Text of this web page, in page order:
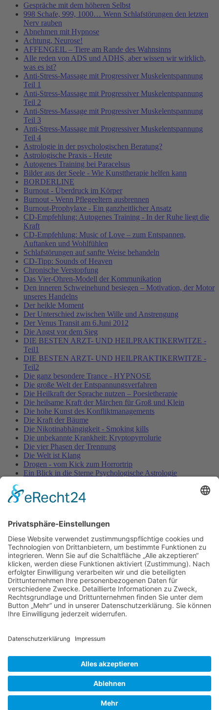
Gespräche mit dem höheren Selbst
998 Schafe, 999, 1000… Wenn Schlafstörungen den letzten
Nerv rauben
Abnehmen mit Hypnose
Achtung, Neurose!
AFFENGEIL – Tiere am Rande des Wahnsinns
Alle reden von ADS und ADHS, aber wissen wir wirklich,
was es ist?
Anti-Stress-Massage mit Progressiver Muskelentspannung
Teil 1
Anti-Stress-Massage mit Progressiver Muskelentspannung
Teil 2
Anti-Stress-Massage mit Progressiver Muskelentspannung
Teil 3
Anti-Stress-Massage mit Progressiver Muskelentspannung
Teil 4
Astrologie in der psychologischen Beratung?
Astrologische Praxis - Heute
Autogenes Training bei Paracelsus
Bilder aus der Seele - Wie Kunsttherapie helfen kann
BORDERLINE
Burnout - Überdruck im Körper
Burnout - Wenn Pflegeeltern ausbrennen
Burnout-Prophylaxe - Ein ganzheitlicher Ansatz
CD-Empfehlung: Autogenes Training - In der Ruhe liegt die
Kraft
CD-Empfehlung: Music of Love – zum Entspannen,
Auftanken und Wohlfühlen
Schlafstörungen auf sanfte Weise behandeln
CD-Tipp: Sounds of Heaven
Chronische Verstopfung
Das Vier-Ohren-Modell der Kommunikation
Den inneren Schweinehund besiegen – Motivation, der Motor
unseres Handelns
Der heikle Moment
Der Unterschied zwischen Wille und Anstrengung
Der Venus Transit am 6.Juni 2012
Die Angst vor dem Sieg
DIE BESTEN ARZT- UND HEILPRAKTIKERWITZE -
Teil1
DIE BESTEN ARZT- UND HEILPRAKTIKERWITZE -
Teil2
Die ganz besondere Trance - HYPNOSE
Die große Welt der Entspannungsverfahren
Die Heilkraft der Sprache nutzen – Poesietherapie
Die heilsame Kraft der Märchen für Groß und Klein
Die hohe Kunst des Konfliktmanagements
Die Kraft der Bäume
Die Nikotinabhängigkeit - Smoking kills
Die unbekannte Krankheit: Kryptopyrrolurie
Die vier Phasen der Trennung
Die Welt ist Klang
Drogen - vom Kick zum Horrortrip
Ein Blick in die Sterne Psychologische Astrologie
ENTSPANNUNG PUR!
Fallbeschreibung aus der Entspannungspraxis – nervöse
Fallstudie aus der psychotherapeutischen Praxis - ADHS /
Burnout
Fallstudie aus der psychotherapeutischen Praxis -
Schlafstörungen
Falsches Vorbild!
Berufsbild Heilpraktiker für Psychotherapie
Therapien und Verfahren